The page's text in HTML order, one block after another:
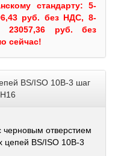
стандарту: 5-
руб. без НДС, 8-
руб. без
сейчас!
BS/ISO 10B-3 шаг
черновым отверстием
цепей BS/ISO 10B-3